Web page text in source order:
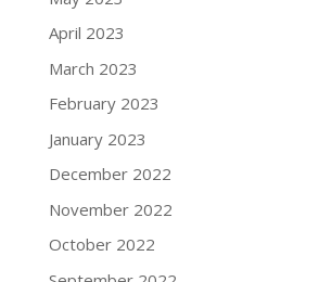
April 2023
March 2023
February 2023
January 2023
December 2022
November 2022
October 2022